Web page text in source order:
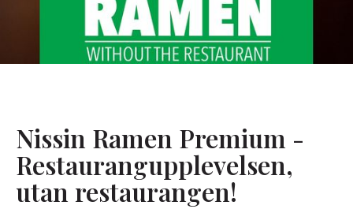
Vanliga
Nissin Ramen Premium -
Restaurangupplevelsen,
utan restaurangen!